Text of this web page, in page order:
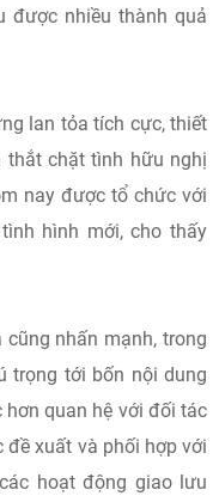
được nhiều thành quả
lan tỏa tích cực, thiết
thắt chặt tình hữu nghị
nay được tổ chức với
hình mới, cho thấy
cũng nhấn mạnh, trong
trọng tới bốn nội dung
quan hệ với đối tác
đề xuất và phối hợp với
hoạt động giao lưu